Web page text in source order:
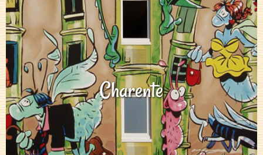
Charente